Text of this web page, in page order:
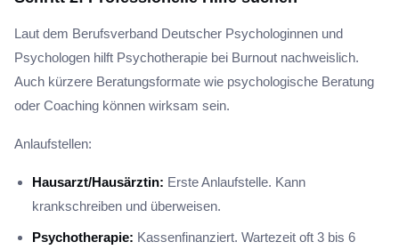
Laut dem Berufsverband Deutscher Psychologinnen und
Psychologen hilft Psychotherapie bei Burnout nachweislich.
Auch kürzere Beratungsformate wie psychologische Beratung
oder Coaching können wirksam sein.
Anlaufstellen:
Hausarzt/Hausärztin: Erste Anlaufstelle. Kann
krankschreiben und überweisen.
Psychotherapie: Kassenfinanziert. Wartezeit oft 3 bis 6